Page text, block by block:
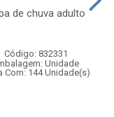
de chuva adulto
Código: 832331
Unidade
Com: 144 Unidade(s)